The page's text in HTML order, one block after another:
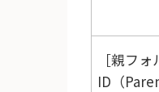
親フォ
ID（